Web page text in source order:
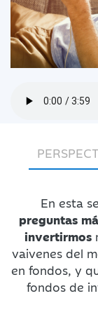
En esta
preguntas
invertirmos
vaivenes del
en fondos, y
fondos de